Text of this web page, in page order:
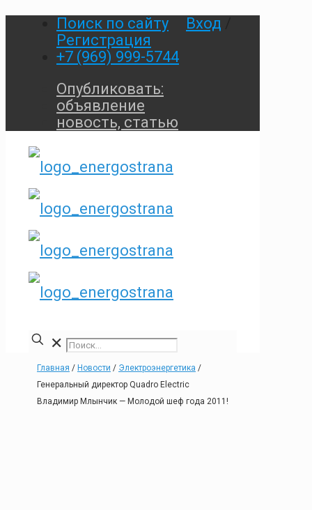
Поиск по сайту Вход
Регистрация
+7 (969) 999-5744
Опубликовать:
объявление
новость, статью
✕
Главная / Новости / Электроэнергетика /
Генеральный директор Quadro Electric
Владимир Млынчик — Молодой шеф года 2011!